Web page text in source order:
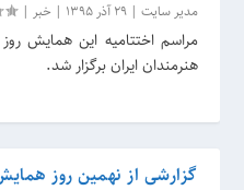
مدیر سایت |29 آذر 1395 | خبر |
هنرمندان ایران برگزار شد.
گزارشی از نهمین روز همایش «۱۰ روز با